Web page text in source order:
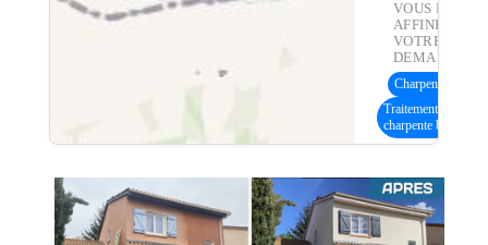
VOUS
AFFINER
VOTRE
DEMANDE :
Charpente bois
Traitement
charpente bois